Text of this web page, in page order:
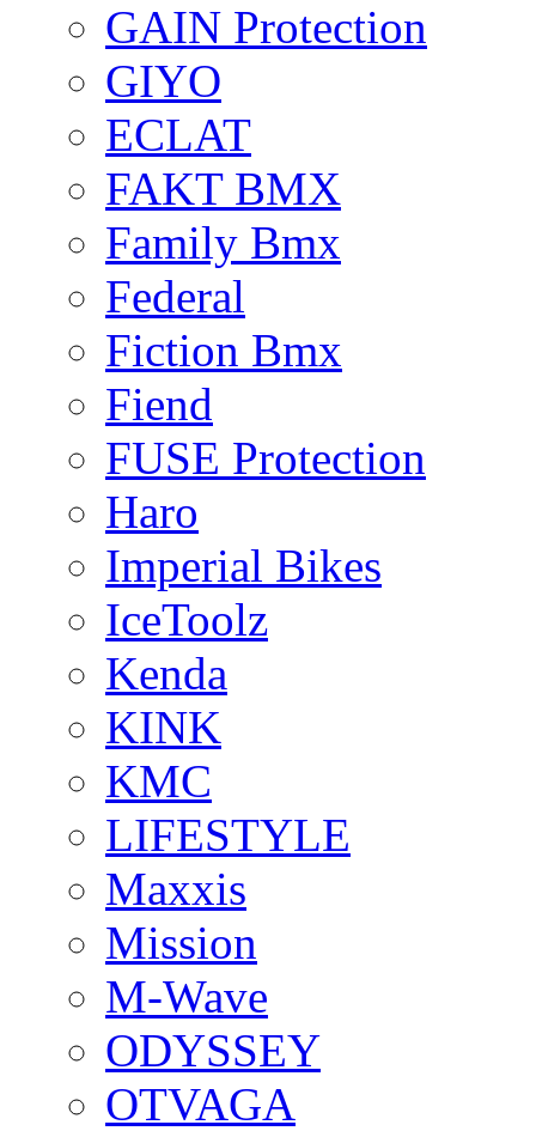
GAIN Protection
GIYO
ECLAT
FAKT BMX
Family Bmx
Federal
Fiction Bmx
Fiend
FUSE Protection
Haro
Imperial Bikes
IceToolz
Kenda
KINK
KMC
LIFESTYLE
Maxxis
Mission
M-Wave
ODYSSEY
OTVAGA